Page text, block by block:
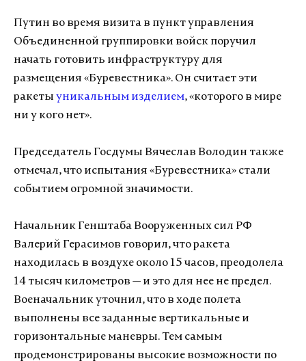
Путин во время визита в пункт управления
Объединенной группировки войск поручил
начать готовить инфраструктуру для
размещения «Буревестника». Он считает эти
ракеты уникальным изделием, «которого в мире
ни у кого нет».
Председатель Госдумы Вячеслав Володин также
отмечал, что испытания «Буревестника» стали
событием огромной значимости.
Начальник Генштаба Вооруженных сил РФ
Валерий Герасимов говорил, что ракета
находилась в воздухе около 15 часов, преодолела
14 тысяч километров — и это для нее не предел.
Военачальник уточнил, что в ходе полета
выполнены все заданные вертикальные и
горизонтальные маневры. Тем самым
продемонстрированы высокие возможности по